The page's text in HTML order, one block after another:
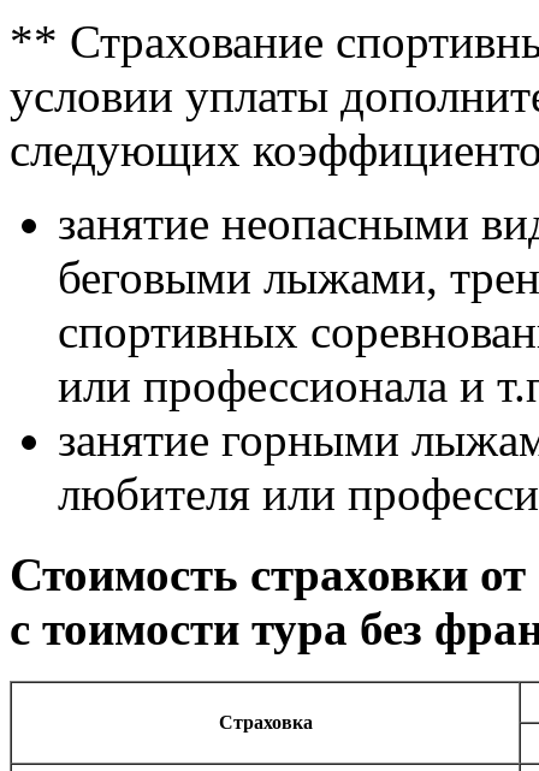
** Страхование
условии уплаты
следующих
занятие неопасными
беговыми лыжами,
спортивных
или профессионала и
занятие горными
любителя или
Стоимость страховки
с тоимости тура без
Страховка